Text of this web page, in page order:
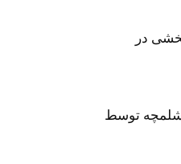
در
شلمچه توسط